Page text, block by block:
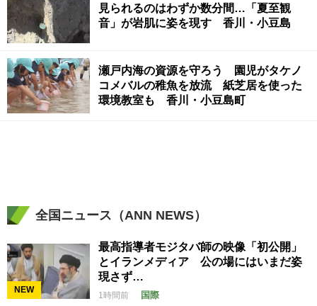
見られるのはわずか数分間…「夏至観
音」が岩肌に姿を現す 香川・小豆島
瀬戸内海の資源を守ろう 園児がタケノ
コメバルの稚魚を放流 紙芝居を使った
環境教室も 香川・小豆島町
全国ニュース（ANN NEWS）
NEW
最高指導者モジタバ師の映像「初公開」
とイランメディア 公の場にはいまだ姿
現さず…
1時間前 国際